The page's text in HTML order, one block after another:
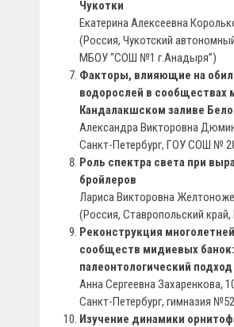
Чукотки
Екатерина Алексеевна
(Россия, Чукотский
МБОУ “СОШ №1 г.Анадыря”)
Факторы, влияющие на
водорослей в сообществах
Кандалакшском заливе
Александра Викторовна
Санкт-Петербург, ГОУ СОШ №
Роль спектра света при
бройлеров
Лариса Викторовна
(Россия, Ставропольский
Реконструкция
сообществ мидиевых
палеонтологический подход
Анна Сергеевна Захаренкова,
Санкт-Петербург, гимназия
Изучение динамики